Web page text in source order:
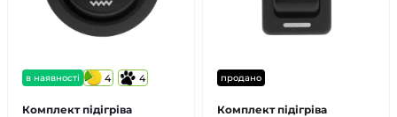
в наявності 4 4
Комплект підігріва
продано
Комплект підігріва